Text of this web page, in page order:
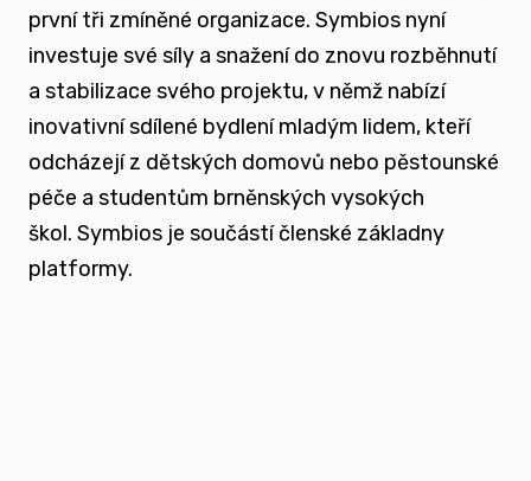
nést a podporovat sílu hlasu těch, kteří
vyrůstali mimo své biologické rodiny
rozvíjet dialog a vést kontruktivní debaty
spojené se změnou systému péče o
podporovat vzdělání a osvětu nejen u
první tři zmíněné organizace. Symbios nyní
investuje své síly a snažení do znovu rozběhnutí
a stabilizace svého projektu, v němž nabízí
inovativní sdílené bydlení mladým lidem, kteří
odcházejí z dětských domovů nebo pěstounské
péče a studentům brněnských vysokých
škol. Symbios je součástí členské základny
platformy.